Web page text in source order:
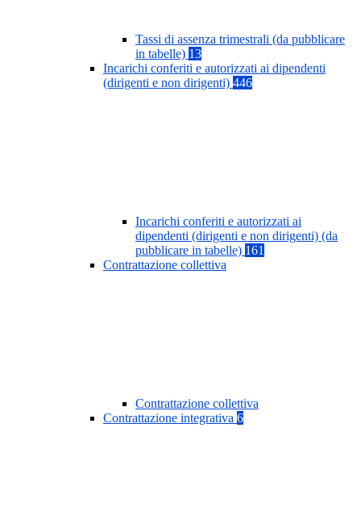
Tassi di assenza trimestrali (da pubblicare
in tabelle) 13
Incarichi conferiti e autorizzati ai dipendenti
(dirigenti e non dirigenti) 446
Incarichi conferiti e autorizzati ai
dipendenti (dirigenti e non dirigenti) (da
pubblicare in tabelle) 161
Contrattazione collettiva
Contrattazione collettiva
Contrattazione integrativa 6